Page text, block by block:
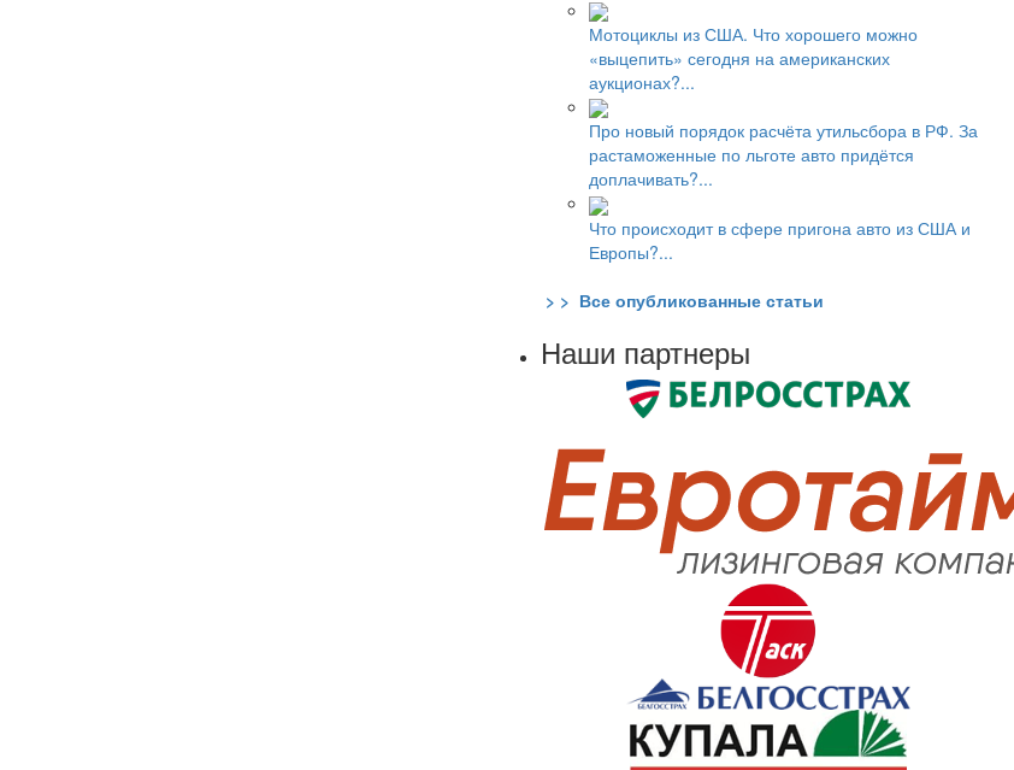
Мотоциклы из США. Что хорошего можно
«выцепить» сегодня на американских
аукционах?...
Про новый порядок расчёта утильсбора в РФ. За
растаможенные по льготе авто придётся
доплачивать?...
Что происходит в сфере пригона авто из США и
Европы?...
> > Все опубликованные статьи
Наши партнеры